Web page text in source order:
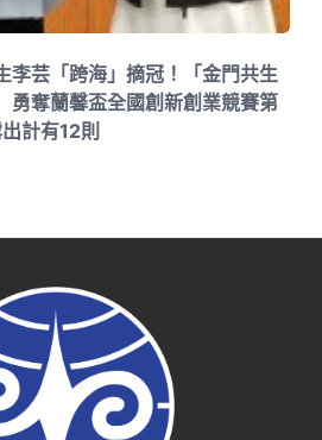
李芸「跨海」摘冠！「金門共生
奪蘭馨盃全國創新創業競賽第
計有12則